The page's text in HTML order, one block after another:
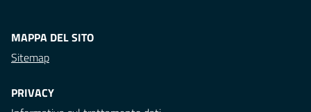
MAPPA DEL SITO
Sitemap
PRIVACY